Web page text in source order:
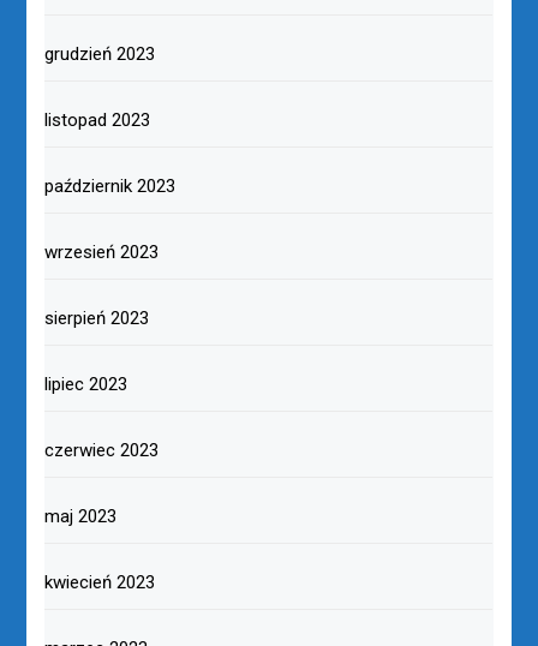
grudzień 2023
listopad 2023
październik 2023
wrzesień 2023
sierpień 2023
lipiec 2023
czerwiec 2023
maj 2023
kwiecień 2023